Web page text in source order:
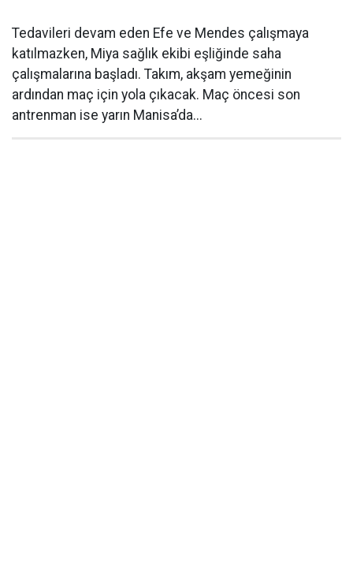
Tedavileri devam eden Efe ve Mendes çalışmaya
katılmazken, Miya sağlık ekibi eşliğinde saha
çalışmalarına başladı. Takım, akşam yemeğinin
ardından maç için yola çıkacak. Maç öncesi son
antrenman ise yarın Manisa’da...